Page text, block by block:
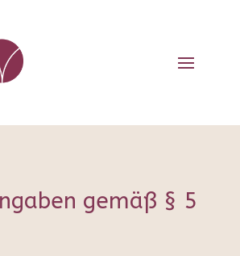
gemäß § 5